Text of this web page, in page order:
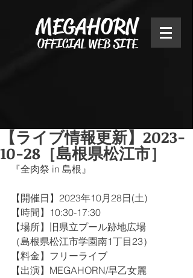
MEGAHORN
OFFICIAL WEB SITE
【ライブ情報更新】2023-
10-28［島根県松江市］
『全肉祭 in 島根』
【開催日】2023年10月28日(土)
【時間】10:30-17:30
【場所】旧県立プール跡地広場
（島根県松江市学園南1丁目23）
【料金】フリーライブ
【出演】MEGAHORN/早乙女麗